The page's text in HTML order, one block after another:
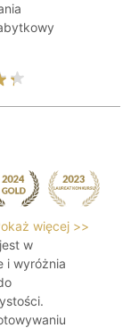
więcej >>
w
i wyróżnia